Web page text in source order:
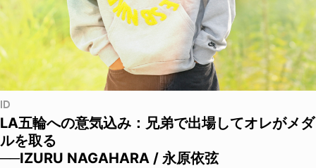
ID
LA五輪への意気込み：兄弟で出場してオレがメダ
ルを取る
──IZURU NAGAHARA / 永原依弦